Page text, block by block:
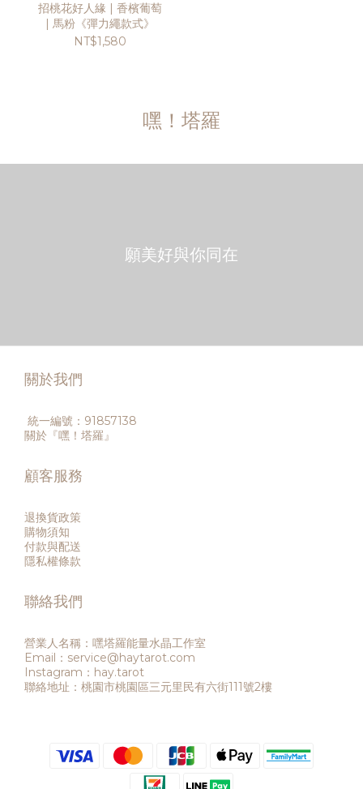
招桃花好人緣 | 香檳葡萄
| 馬粉《彈力繩款式》
NT$1,580
嘿！塔羅
願美好與你同在
關於我們
統一編號：91857138
關於『嘿！塔羅』
顧客服務
退換貨政策
購物須知
付款與配送
隱私權條款
聯絡我們
營業人名稱：嘿塔羅能量水晶工作室
Email：service@haytarot.com
Instagram：hay.tarot
聯絡地址：桃園市桃園區三元里民有六街111號2樓